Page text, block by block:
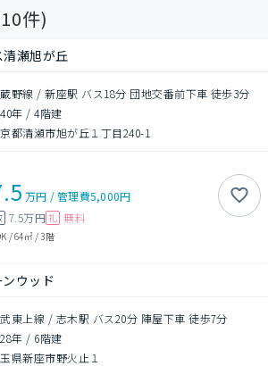
10件)
清瀬旭が丘
野線 / 新座駅 バス18分 団地交番前下車 徒歩3分
年 /4階建
都清瀬市旭が丘１丁目240-1
万円 /管理費5,000円
7.5万円 礼 無料
/64㎡/3階
ウッド
東上線 / 志木駅 バス20分 陣屋下車 徒歩7分
年 / 6階建
県新座市野火止１